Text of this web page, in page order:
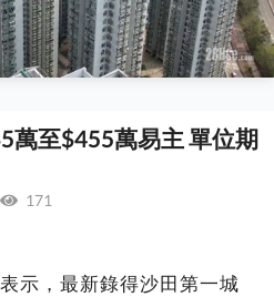
萬至$455萬易主 單位期
171
示，最新錄得沙田第一城